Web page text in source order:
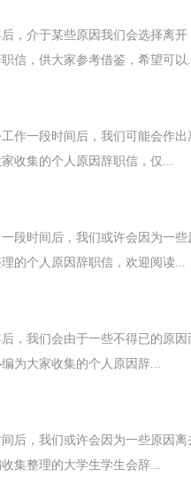
，介于某些原因我们会选择离
信，供大家参考借鉴，希望可以
作一段时间后，我们可能会作
收集的个人原因辞职信，仅...
段时间后，我们或许会因为一
的个人原因辞职信，欢迎阅读...
，我们会由于一些不得已的原
为大家收集的个人原因辞...
后，我们或许会因为一些原因
集整理的大学生学生会辞...